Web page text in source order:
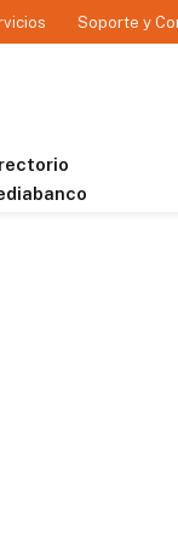
Soporte y